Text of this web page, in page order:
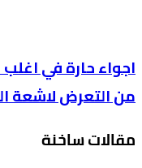
اجواء حارة في
من التعرض
مقالات ساخنة